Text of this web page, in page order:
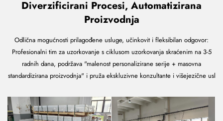
Diverzificirani Procesi, Automatizirana
Proizvodnja
Odlična mogućnosti prilagođene usluge, učinkovit i fleksibilan odgovor:
Profesionalni tim za uzorkovanje s ciklusom uzorkovanja skraćenim na 3-5
radnih dana, podržava "malenost personalizirane serije + masovna
standardizirana proizvodnja" i pruža ekskluzivne konzultante i višejezične usl